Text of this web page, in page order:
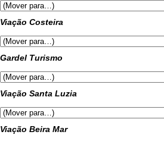
Viação Costeira
Gardel Turismo
Viação Santa Luzia
Viação Beira Mar